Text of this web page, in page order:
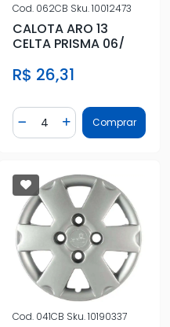
Cod. 062CB Sku.10012473
CALOTA ARO 13
CELTA PRISMA 06/
R$ 26,31
Diminuir Quantidade
Quantidade
AdicionarComprar
Cod. 041CB Sku.10190337